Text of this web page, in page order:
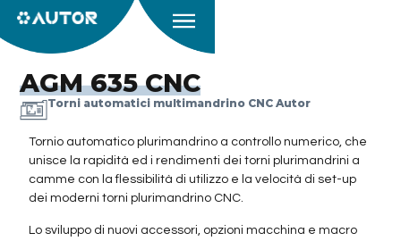
AGM 635 CNC
Torni automatici multimandrino CNC Autor
Tornio automatico plurimandrino a controllo numerico, che
unisce la rapidità ed i rendimenti dei torni plurimandrini a
camme con la flessibilità di utilizzo e la velocità di set-up
dei moderni torni plurimandrino CNC.
Lo sviluppo di nuovi accessori, opzioni macchina e macro